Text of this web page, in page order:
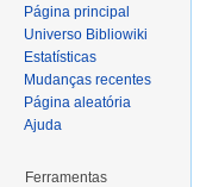
Página principal
Universo Bibliowiki
Estatísticas
Mudanças recentes
Página aleatória
Ajuda
Ferramentas